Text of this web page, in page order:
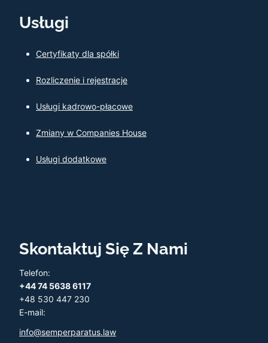
Usługi
Certyfikaty dla spółki
Rozliczenie i rejestracje
Usługi kadrowo-płacowe
Zmiany w Companies House
Usługi dodatkowe
Skontaktuj Się Z Nami
Telefon:
+44 74 5638 6117
+48 530 447 230
E-mail:
info@semperparatus.law